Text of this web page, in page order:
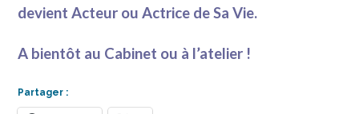
devient Acteur ou Actrice de Sa Vie.
A bientôt au Cabinet ou à l’atelier !
Partager :